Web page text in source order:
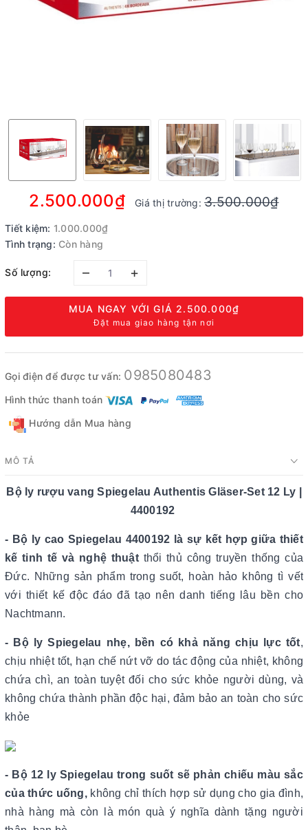
2.500.000₫ Giá thị trường:3.500.000₫
Tiết kiệm: 1.000.000₫
Tình trạng: Còn hàng
Số lượng: – +
MUA NGAY VỚI GIÁ 2.500.000₫
Đặt mua giao hàng tận nơi
Gọi điện để được tư vấn: 0985080483
Hình thức thanh toán
Hướng dẫn Mua hàng
MÔ TẢ
Bộ ly rượu vang Spiegelau Authentis Gläser-Set 12 Ly |
4400192
- Bộ ly cao Spiegelau 4400192 là sự kết hợp giữa thiết
kế tinh tế và nghệ thuậtthổi thủ công truyền thống của
Đức. Những sản phẩm trong suốt, hoàn hảo không tì vết
với thiết kế độc đáo đã tạo nên danh tiếng lâu bền cho
Nachtmann.
- Bộ ly Spiegelau nhẹ, bền có khả năng chịu lực tốt,
chịu nhiệt tốt, hạn chế nứt vỡ do tác động của nhiệt, không
chứa chì, an toàn tuyệt đối cho sức khỏe người dùng, và
không chứa thành phần độc hại, đảm bảo an toàn cho sức
khỏe
- Bộ 12 ly Spiegelau trong suốt sẽ phản chiếu màu sắc
của thức uống,không chỉ thích hợp sử dụng cho gia đình,
nhà hàng mà còn là món quà ý nghĩa dành tặng người